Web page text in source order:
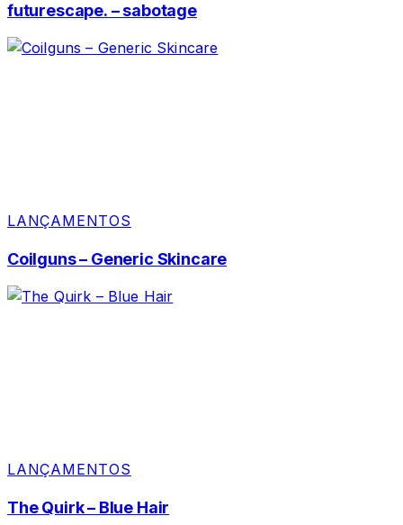
futurescape. – sabotage
LANÇAMENTOS
Coilguns – Generic Skincare
LANÇAMENTOS
The Quirk – Blue Hair